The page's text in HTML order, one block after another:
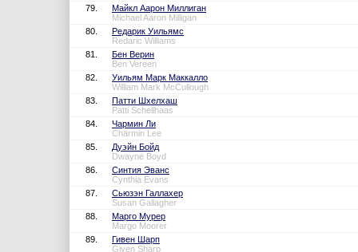
79.
Майкл Аарон Миллиган
Michael Aaron Milligan
80.
Редарик Уильямс
Redaric Williams
81.
Бен Верин
Ben Vereen
82.
Уильям Марк Маккалло
William Mark McCullough
83.
Патти Шхелхаш
Patti Schellhaas
84.
Чармин Ли
Charmin Lee
85.
Дуэйн Бойд
Dwayne Boyd
86.
Синтия Эванс
Cynthia Evans
87.
Сьюзэн Галлахер
Susan Gallagher
88.
Марго Мурер
Margo Moorer
89.
Гивен Шарп
Given Sharp